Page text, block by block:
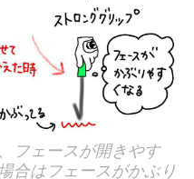
フェースが開きやす
合はフェースがかぶり